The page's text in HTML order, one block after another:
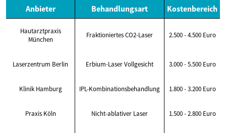
Anbieter Behandlungsart Kostenbereich
Hautarztpraxis
München
Fraktioniertes CO2-Laser 2.500 - 4.500 Euro
Laserzentrum Berlin Erbium-Laser Vollgesicht 3.000 - 5.500 Euro
Klinik Hamburg IPL-Kombinationsbehandlung 1.800 - 3.200 Euro
Praxis Köln Nicht-ablativer Laser 1.500 - 2.800 Euro